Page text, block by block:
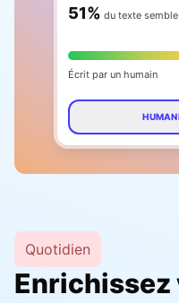
59% du texte
Écrit par un humain
Quotidien